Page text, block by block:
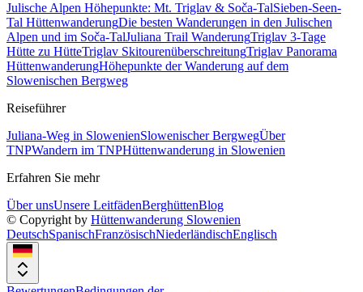
Julische Alpen Höhepunkte: Mt. Triglav & Soča-TalSieben-Seen-
Tal HüttenwanderungDie besten Wanderungen in den Julischen
Alpen und im Soča-TalJuliana Trail WanderungTriglav 3-Tage
Hütte zu HütteTriglav SkitourenüberschreitungTriglav Panorama
HüttenwanderungHöhepunkte der Wanderung auf dem
Slowenischen Bergweg
Reiseführer
Juliana-Weg in SlowenienSlowenischer BergwegÜber
TNPWandern im TNPHüttenwanderung in Slowenien
Erfahren Sie mehr
Über unsUnsere LeitfädenBerghüttenBlog
© Copyright by Hüttenwanderung Slowenien
DeutschSpanischFranzösischNiederländischEnglisch